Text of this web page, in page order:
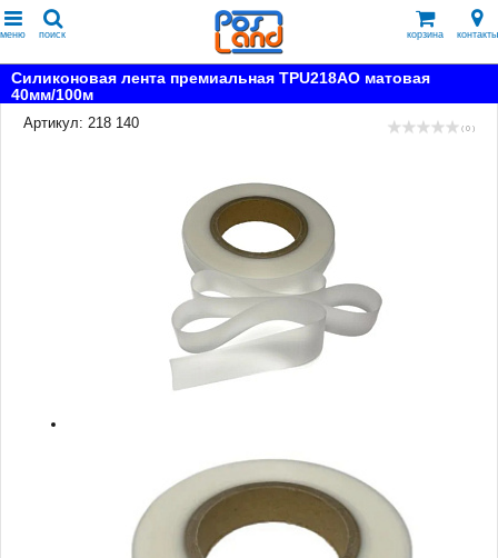
меню поиск корзина контакты
Силиконовая лента премиальная TPU218AO матовая
40мм/100м
Артикул: 218 140
( 0 )